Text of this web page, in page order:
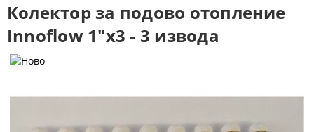
Колектор за подово отопление
Innoflow 1"х3 - 3 извода